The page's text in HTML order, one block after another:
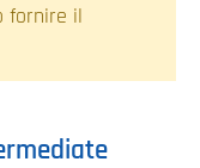
fornire il